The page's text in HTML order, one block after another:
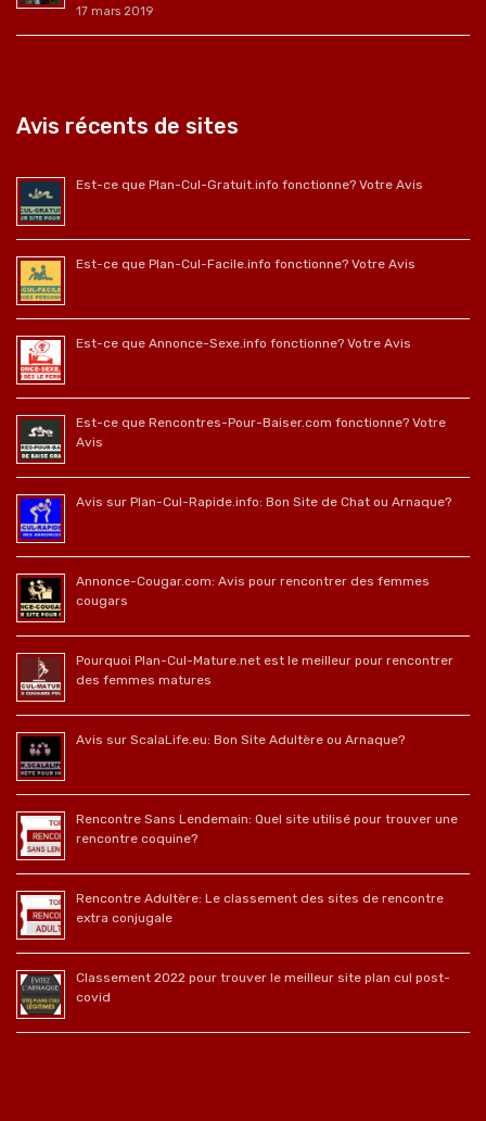
17 mars 2019
Avis récents de sites
Est-ce que Plan-Cul-Gratuit.info fonctionne? Votre Avis
Est-ce que Plan-Cul-Facile.info fonctionne? Votre Avis
Est-ce que Annonce-Sexe.info fonctionne? Votre Avis
Est-ce que Rencontres-Pour-Baiser.com fonctionne? Votre
Avis
Avis sur Plan-Cul-Rapide.info: Bon Site de Chat ou Arnaque?
Annonce-Cougar.com: Avis pour rencontrer des femmes
cougars
Pourquoi Plan-Cul-Mature.net est le meilleur pour rencontrer
des femmes matures
Avis sur ScalaLife.eu: Bon Site Adultère ou Arnaque?
Rencontre Sans Lendemain: Quel site utilisé pour trouver une
rencontre coquine?
Rencontre Adultère: Le classement des sites de rencontre
extra conjugale
Classement 2022 pour trouver le meilleur site plan cul post-
covid